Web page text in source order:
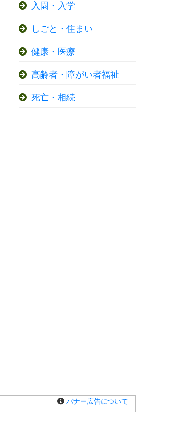
入園・入学
しごと・住まい
健康・医療
高齢者・障がい者福祉
死亡・相続
バナー広告について